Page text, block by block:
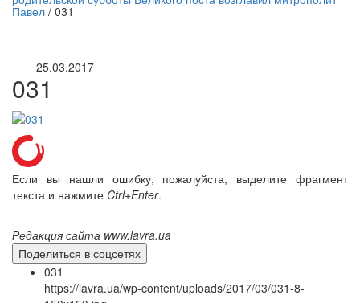
Павел / 031
25.03.2017
031
Если вы нашли ошибку, пожалуйста, выделите фрагмент
текста и нажмите Ctrl+Enter.
Редакция сайта www.lavra.ua
Поделиться в соцсетях
031
https://lavra.ua/wp-content/uploads/2017/03/031-8-